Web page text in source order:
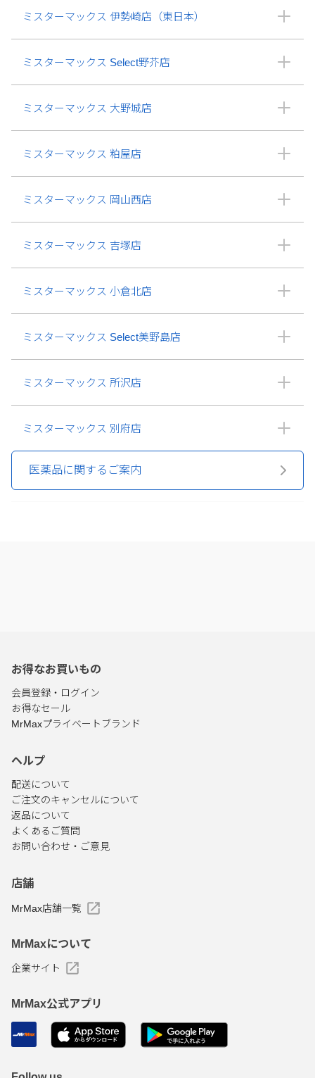
ミスターマックス 伊勢崎店（東日本）
ミスターマックス Select野芥店
ミスターマックス 大野城店
ミスターマックス 粕屋店
ミスターマックス 岡山西店
ミスターマックス 吉塚店
ミスターマックス 小倉北店
ミスターマックス Select美野島店
ミスターマックス 所沢店
ミスターマックス 別府店
医薬品に関するご案内
お得なお買いもの
会員登録・ログイン
お得なセール
MrMaxプライベートブランド
ヘルプ
配送について
ご注文のキャンセルについて
返品について
よくあるご質問
お問い合わせ・ご意見
店舗
MrMax店舗一覧
MrMaxについて
企業サイト
MrMax公式アプリ